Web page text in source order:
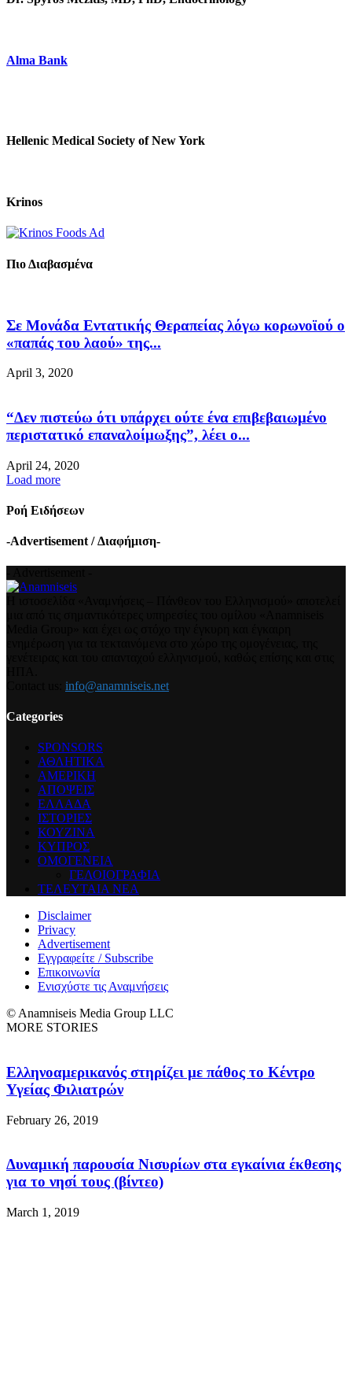
Alma Bank
Hellenic Medical Society of New York
Krinos
Πιο Διαβασμένα
Σε Μονάδα Εντατικής Θεραπείας λόγω κορωνοϊού ο
«παπάς του λαού» της...
April 3, 2020
“Δεν πιστεύω ότι υπάρχει ούτε ένα επιβεβαιωμένο
περιστατικό επαναλοίμωξης”, λέει ο...
April 24, 2020
Load more
Ροή Ειδήσεων
-Advertisement / Διαφήμιση-
info@anamniseis.net
Categories
SPONSORS
ΑΘΛΗΤΙΚΑ
ΑΜΕΡΙΚΗ
ΑΠΟΨΕΙΣ
ΕΛΛΑΔΑ
ΙΣΤΟΡΙΕΣ
ΚΟΥΖΙΝΑ
ΚΥΠΡΟΣ
ΟΜΟΓΕΝΕΙΑ
ΓΕΛΟΙΟΓΡΑΦΙΑ
ΤΕΛΕΥΤΑΙΑ ΝΕΑ
Disclaimer
Privacy
Advertisement
Εγγραφείτε / Subscribe
Επικοινωνία
Ενισχύστε τις Αναμνήσεις
© Anamniseis Media Group LLC
MORE STORIES
Ελληνοαμερικανός στηρίζει με πάθος το Κέντρο
Υγείας Φιλιατρών
February 26, 2019
Δυναμική παρουσία Νισυρίων στα εγκαίνια έκθεσης
για το νησί τους (βίντεο)
March 1, 2019